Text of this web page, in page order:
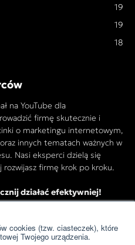
cookies (tzw. ciasteczek), które
Twojego urządzenia.
19
19
18
na YouTube dla
firmę skutecznie i
o marketingu internetowym,
innych tematach ważnych w
Nasi eksperci dzielą się
firmę krok po kroku.
działać efektywniej!